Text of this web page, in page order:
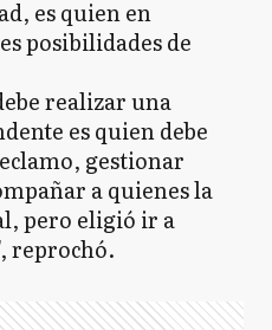
es quien en
posibilidades de
realizar una
es quien debe
gestionar
a quienes la
pero eligió ir a
reprochó.